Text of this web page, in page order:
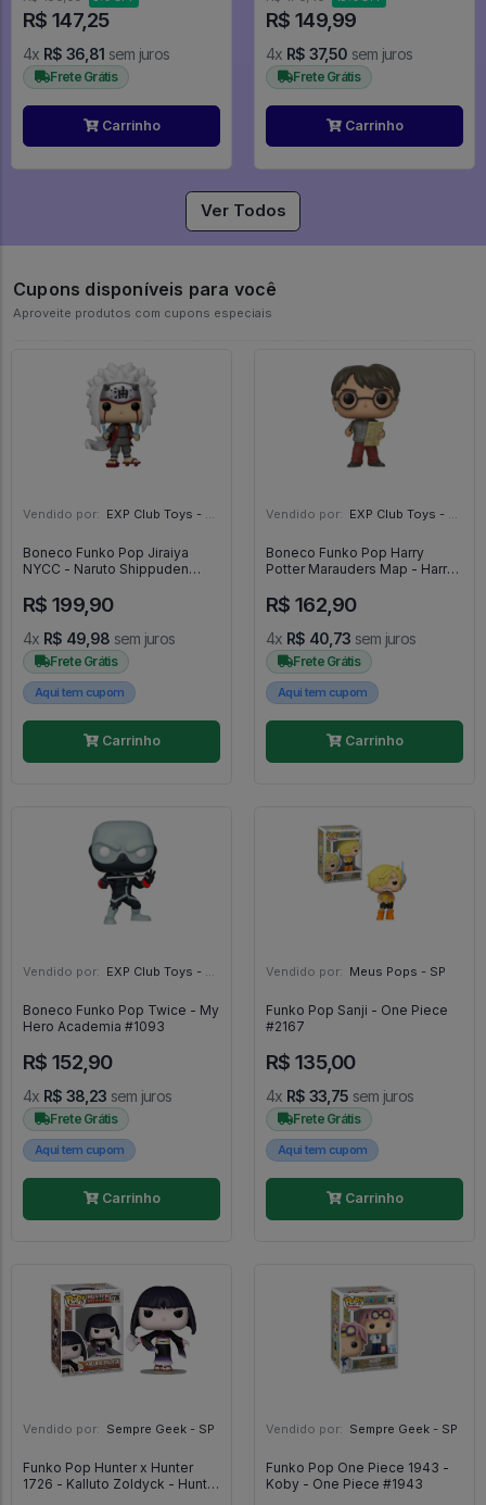
R$ 147,25
4x R$ 36,81 sem juros
Frete Grátis
Carrinho
R$ 149,99
4x R$ 37,50 sem juros
Frete Grátis
Carrinho
Ver Todos
Cupons disponíveis para você
Aproveite produtos com cupons especiais
Vendido por: EXP Club Toys - SP
Boneco Funko Pop Jiraiya
NYCC - Naruto Shippuden
R$ 199,90
4x R$ 49,98 sem juros
Frete Grátis
Aqui tem cupom
Carrinho
Vendido por: EXP Club Toys - SP
Boneco Funko Pop Harry
Potter Marauders Map - Harry
R$ 162,90
4x R$ 40,73 sem juros
Frete Grátis
Aqui tem cupom
Carrinho
Vendido por: EXP Club Toys - SP
Boneco Funko Pop Twice - My
Hero Academia #1093
R$ 152,90
4x R$ 38,23 sem juros
Frete Grátis
Aqui tem cupom
Carrinho
Vendido por: Meus Pops - SP
Funko Pop Sanji - One Piece
#2167
R$ 135,00
4x R$ 33,75 sem juros
Frete Grátis
Aqui tem cupom
Carrinho
Vendido por: Sempre Geek - SP
Funko Pop Hunter x Hunter
1726 - Kalluto Zoldyck - Hunter
Vendido por: Sempre Geek - SP
Funko Pop One Piece 1943 -
Koby - One Piece #1943